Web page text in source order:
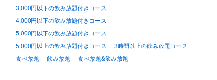
3,000円以下の飲み放題付きコース
4,000円以下の飲み放題付きコース
5,000円以下の飲み放題付きコース
5,000円以上の飲み放題付きコース
3時間以上の飲み放題コース
食べ放題
飲み放題 食べ放題&飲み放題